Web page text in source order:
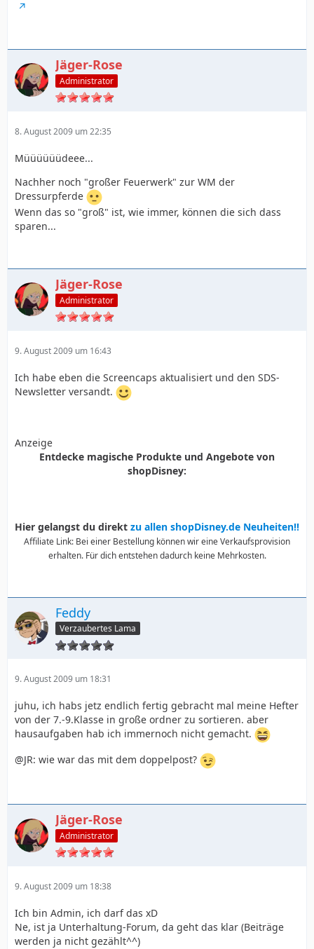
Jäger-Rose
Administrator
8. August 2009 um 22:35
Müüüüüüdeee...
Nachher noch "großer Feuerwerk" zur WM der
Dressurpferde
Wenn das so "groß" ist, wie immer, können die sich dass
sparen...
Jäger-Rose
Administrator
9. August 2009 um 16:43
Ich habe eben die Screencaps aktualisiert und den SDS-
Newsletter versandt.
Anzeige
Entdecke magische Produkte und Angebote von
shopDisney:
Hier gelangst du direkt zu allen shopDisney.de Neuheiten!!
Affiliate Link: Bei einer Bestellung können wir eine Verkaufsprovision
erhalten. Für dich entstehen dadurch keine Mehrkosten.
Feddy
Verzaubertes Lama
9. August 2009 um 18:31
juhu, ich habs jetz endlich fertig gebracht mal meine Hefter
von der 7.-9.Klasse in große ordner zu sortieren. aber
hausaufgaben hab ich immernoch nicht gemacht.
@JR: wie war das mit dem doppelpost?
Jäger-Rose
Administrator
9. August 2009 um 18:38
Ich bin Admin, ich darf das xD
Ne, ist ja Unterhaltung-Forum, da geht das klar (Beiträge
werden ja nicht gezählt^^)